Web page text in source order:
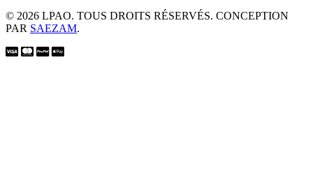
© 2026 LPAO. TOUS DROITS RÉSERVÉS. CONCEPTION
PAR SAEZAM.